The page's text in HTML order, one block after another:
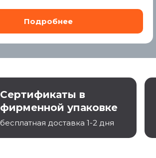
Сертификаты в
фирменной упаковке
бесплатная доставка 1-2 дня